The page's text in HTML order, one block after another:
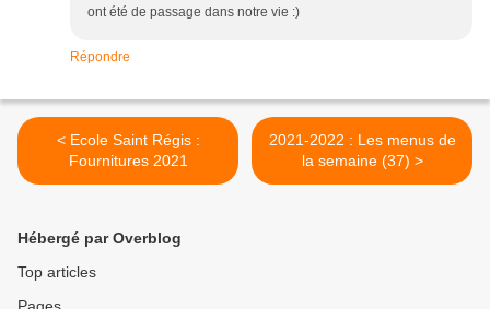
ont été de passage dans notre vie :)
Répondre
< Ecole Saint Régis :
Fournitures 2021
2021-2022 : Les menus de
la semaine (37) >
Hébergé par Overblog
Top articles